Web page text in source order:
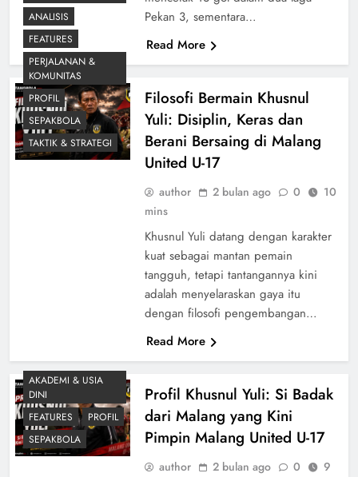
Pekan 3, sementara…
Read More
ANALISIS
FEATURES
PERJALANAN &
KOMUNITAS
PROFIL
SEPAKBOLA
TAKTIK & STRATEGI
Filosofi Bermain Khusnul
Yuli: Disiplin, Keras dan
Berani Bersaing di Malang
United U-17
author 2 bulan ago 0
10
mins
Khusnul Yuli datang dengan karakter
kuat sebagai mantan pemain
tangguh, tetapi tantangannya kini
adalah menyelaraskan gaya itu
dengan filosofi pengembangan…
Read More
AKADEMI & USIA
DINI
FEATURES
PROFIL
SEPAKBOLA
Profil Khusnul Yuli: Si Badak
dari Malang yang Kini
Pimpin Malang United U-17
author 2 bulan ago 0 9